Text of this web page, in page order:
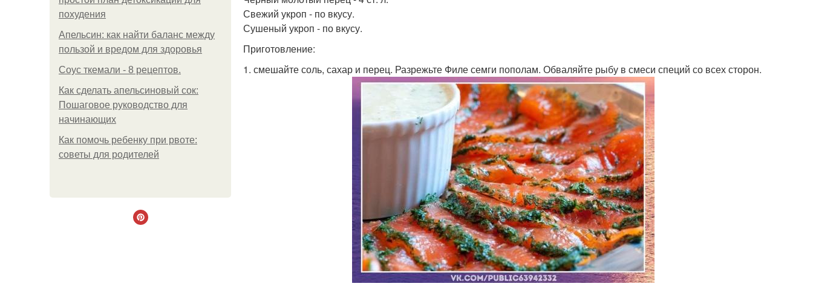
похудения
Апельсин: как найти баланс между
пользой и вредом для здоровья
Соус ткемали - 8 рецептов.
Как сделать апельсиновый сок:
Пошаговое руководство для
начинающих
Как помочь ребенку при рвоте:
советы для родителей
Свежий укроп - по вкусу.
Сушеный укроп - по вкусу.
Приготовление:
1. смешайте соль, сахар и перец. Разрежьте Филе семги пополам. Обваляйте рыбу в смеси специй со всех сторон.